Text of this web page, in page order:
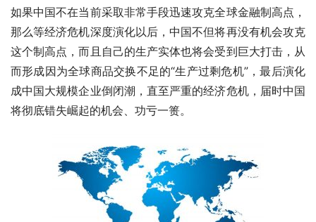
如果中国不在当前采取非常手段迅速攻克全球金融制高点，
那么等经济危机深度演化以后，中国不但将再没有机会攻克
这个制高点，而且自己的生产实体也将会受到巨大打击，从
而形成因为全球商品交换不足的“生产过剩危机”，最后演化
成中国大规模企业倒闭潮，直至严重的经济危机，届时中国
将彻底错失崛起的机会、功亏一篑。